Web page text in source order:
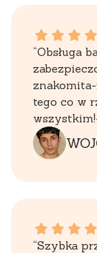
WOJCIECH
“Obsługa
tego co w
EWELINA
“Szybka